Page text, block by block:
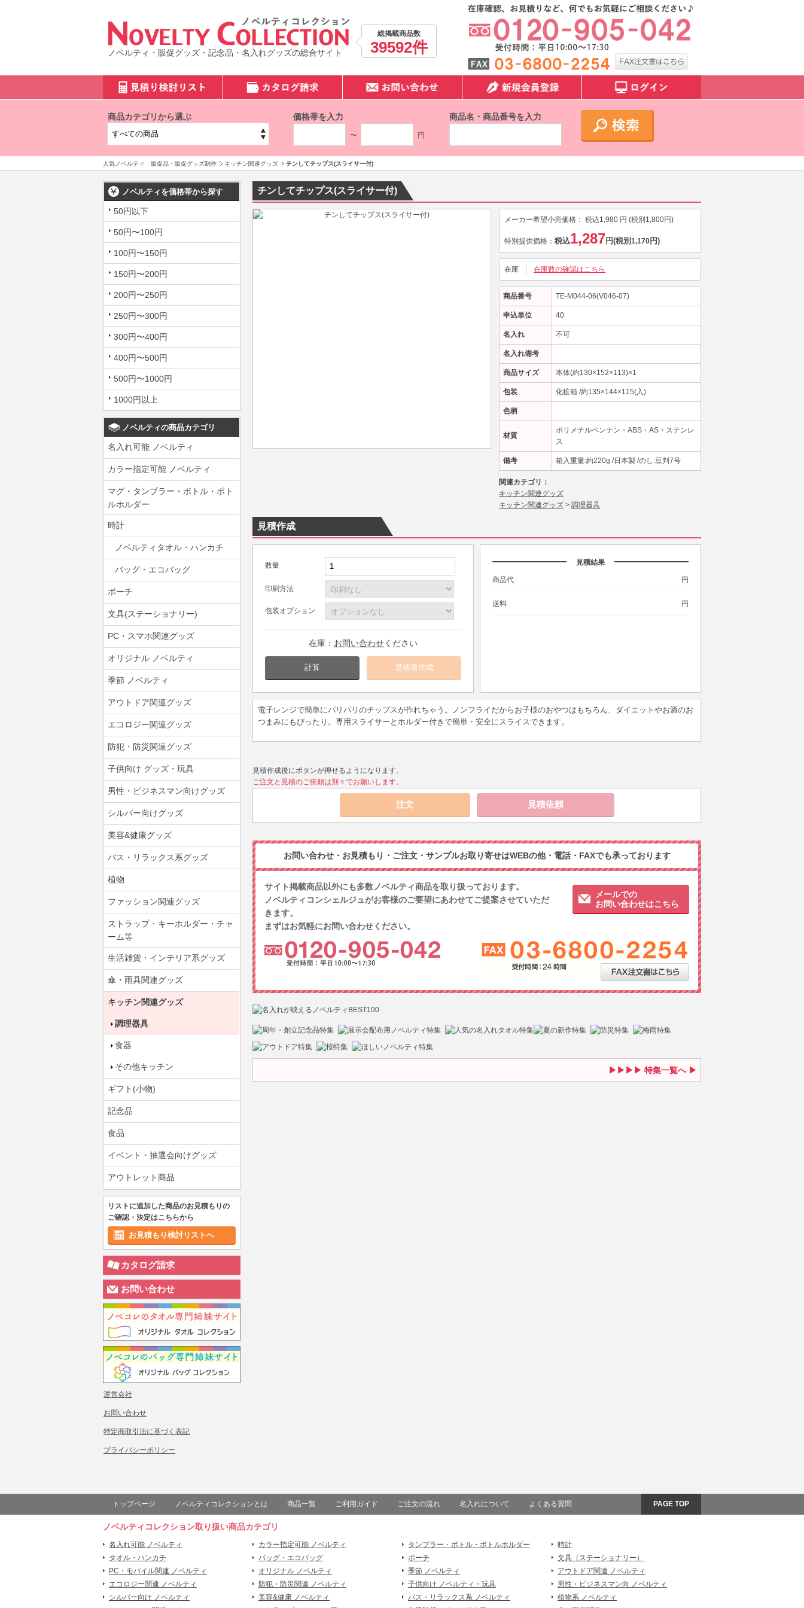
ノベルティ・販促グッズ・記念品・名入れグッズの総合サイト
総掲載商品数
39592件
商品カテゴリから選ぶ 価格帯を入力
〜 円
商品名・商品番号を入力
人気ノベルティ 販促品・販促グッズ制作 キッチン関連グッズ チンしてチップス(スライサー付)
ノベルティを価格帯から探す
50円以下
50円〜100円
100円〜150円
150円〜200円
200円〜250円
250円〜300円
300円〜400円
400円〜500円
500円〜1000円
1000円以上
ノベルティの商品カテゴリ
名入れ可能 ノベルティ
カラー指定可能 ノベルティ
マグ・タンブラー・ボトル・ボト
ルホルダー
時計
ノベルティタオル・ハンカチ
バッグ・エコバッグ
ポーチ
文具(ステーショナリー)
PC・スマホ関連グッズ
オリジナル ノベルティ
季節 ノベルティ
アウトドア関連グッズ
エコロジー関連グッズ
防犯・防災関連グッズ
子供向け グッズ・玩具
男性・ビジネスマン向けグッズ
シルバー向けグッズ
美容&健康グッズ
バス・リラックス系グッズ
植物
ファッション関連グッズ
ストラップ・キーホルダー・チャ
ーム等
生活雑貨・インテリア系グッズ
傘・雨具関連グッズ
キッチン関連グッズ
調理器具
食器
その他キッチン
ギフト(小物)
記念品
食品
イベント・抽選会向けグッズ
アウトレット商品
リストに追加した商品のお見積もりの
ご確認・決定はこちらから
お見積もり検討リストへ
カタログ請求
お問い合わせ
運営会社
お問い合わせ
特定商取引法に基づく表記
プライバシーポリシー
チンしてチップス(スライサー付)
メーカー希望小売価格： 税込1,980 円 (税別 1,800円)
特別提供価格： 税込1,287円(税別 1,170円)
在庫 在庫数の確認はこちら
商品番号 TE-M044-06(V046-07)
申込単位 40
名入れ 不可
名入れ備考
商品サイズ 本体(約130×152×113)×1
包装 化粧箱 /約135×144×115(入)
色柄
材質
ポリメチルペンテン・ABS・AS・ステンレ
ス
備考 箱入重量:約220g /日本製 /のし:豆判7号
関連カテゴリ：
キッチン関連グッズ
キッチン関連グッズ > 調理器具
見積作成
数量
印刷方法
包装オプション
在庫： お問い合わせください
計算
見積結果
商品代 円
送料 円
電子レンジで簡単にパリパリのチップスが作れちゃう。ノンフライだからお子様のおやつはもちろん、ダイエットやお酒のお
つまみにもぴったり。専用スライサーとホルダー付きで簡単・安全にスライスできます。
見積作成後にボタンが押せるようになります。
ご注文と見積のご依頼は別々でお願いします。
お問い合わせ・お見積もり・ご注文・サンプルお取り寄せはWEBの他・電話・FAXでも承っております
サイト掲載商品以外にも多数ノベルティ商品を取り扱っております。
ノベルティコンシェルジュがお客様のご要望にあわせてご提案させていただ
きます。
まずはお気軽にお問い合わせください。
メールでの
お問い合わせはこちら
特集一覧へ
トップページ ノベルティコレクションとは 商品一覧 ご利用ガイド ご注文の流れ 名入れについて よくある質問 PAGE TOP
ノベルティコレクション取り扱い商品カテゴリ
名入れ可能 ノベルティ カラー指定可能 ノベルティ タンブラー・ボトル・ボトルホルダー
時計
タオル・ハンカチ
バッグ・エコバッグ ポーチ
文具（ステーショナリー）
PC・モバイル関連 ノベルティ
オリジナル ノベルティ 季節 ノベルティ
アウトドア関連 ノベルティ
エコロジー関連 ノベルティ
防犯・防災関連 ノベルティ 子供向け ノベルティ・玩具
男性・ビジネスマン向 ノベルティ
シルバー向け ノベルティ
美容&健康 ノベルティ バス・リラックス系 ノベルティ
植物系 ノベルティ